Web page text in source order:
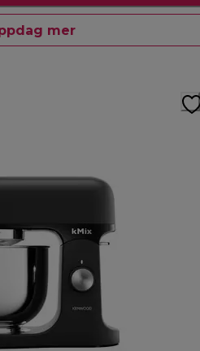
mer